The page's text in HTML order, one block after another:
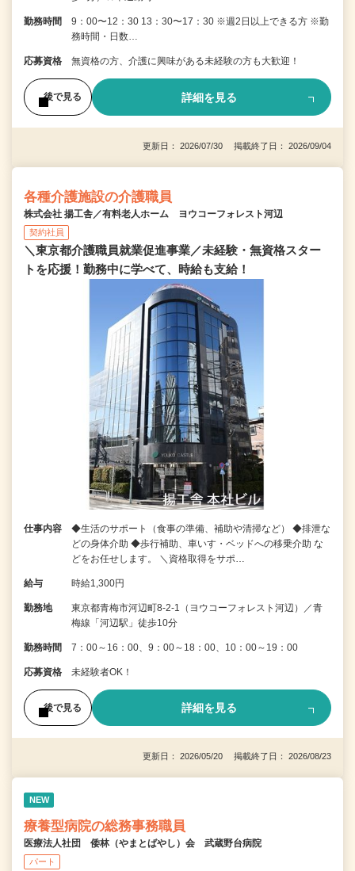
勤務時間
9：00〜12：30 13：30〜17：30 ※週2日以上できる方 ※勤
務時間・日数…
応募資格 無資格の方、介護に興味がある未経験の方も大歓迎！
後で見る 詳細を見る
更新日： 2026/07/30 掲載終了日： 2026/09/04
各種介護施設の介護職員
株式会社 揚工舎／有料老人ホーム ヨウコーフォレスト河辺
契約社員
＼東京都介護職員就業促進事業／未経験・無資格スター
トを応援！勤務中に学べて、時給も支給！
仕事内容
◆生活のサポート（食事の準備、補助や清掃など） ◆排泄な
どの身体介助 ◆歩行補助、車いす・ベッドへの移乗介助 な
どをお任せします。 ＼資格取得をサポ…
給与 時給1,300円
勤務地
東京都青梅市河辺町8-2-1（ヨウコーフォレスト河辺）／青
梅線「河辺駅」徒歩10分
勤務時間 7：00～16：00、9：00～18：00、10：00～19：00
応募資格 未経験者OK！
後で見る 詳細を見る
更新日： 2026/05/20 掲載終了日： 2026/08/23
NEW
療養型病院の総務事務職員
医療法人社団 倭林（やまとばやし）会 武蔵野台病院
パート